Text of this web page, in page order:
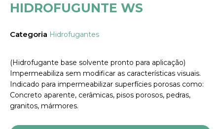
HIDROFUGUNTE WS
Categoria Hidrofugantes
(Hidrofugante base solvente pronto para aplicação)
Impermeabiliza sem modificar as características visuais.
Indicado para impermeabilizar superfícies porosas como:
Concreto aparente, cerâmicas, pisos porosos, pedras,
granitos, mármores.